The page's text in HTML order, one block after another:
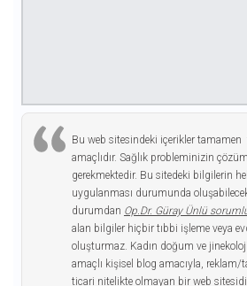
Bu web sitesindeki içerikler tamamen
amaçlıdır. Sağlık probleminizin
gerekmektedir. Bu sitedeki bilgilerin
uygulanması durumunda
durumdan Op.Dr. Güray Ünlü
alan bilgiler hiçbir tıbbi işleme veya
oluşturmaz. Kadın doğum ve
amaçlı kişisel blog amacıyla, reklam/
ticari nitelikte olmayan bir web